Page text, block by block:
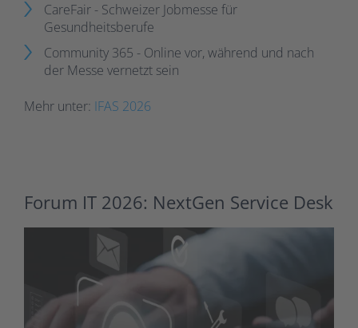
CareFair - Schweizer Jobmesse für
Gesundheitsberufe
Community 365 - Online vor, während und nach
der Messe vernetzt sein
Mehr unter: IFAS 2026
Forum IT 2026: NextGen Service Desk